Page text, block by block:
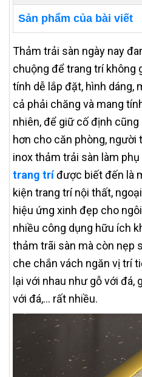
Sản phẩm của bài viết
Thảm trải sàn ngày nay
chuộng để trang trí không
tính dễ lắp đặt, hình dáng,
cả phải chăng và mang
nhiên, để giữ cố định
hơn cho căn phòng,
inox thảm trải sàn làm
trang tríđược biết đến là
kiện trang trí nội thất,
hiệu ứng xinh đẹp cho
nhiều công dụng hữu ích
thảm trãi sàn mà còn nẹp
che chắn vách ngăn vị trí
lại với nhau như gỗ với đá,
với đá,… rất nhiều.